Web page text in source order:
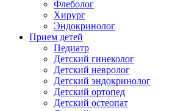
Флеболог
Хирург
Эндокринолог
Прием детей
Педиатр
Детский гинеколог
Детский невролог
Детский эндокринолог
Детский ортопед
Детский остеопат